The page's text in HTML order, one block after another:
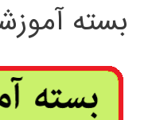
بسته